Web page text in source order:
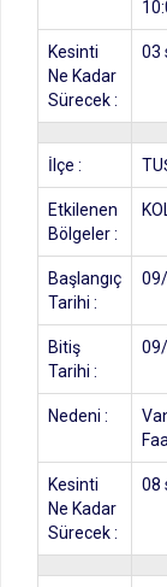
Kesinti
Ne Kadar
Sürecek :
03
İlçe :
Etkilenen
Bölgeler :
Başlangıç
Tarihi :
Bitiş
Tarihi :
Nedeni :
Kesinti
Ne Kadar
Sürecek :
08